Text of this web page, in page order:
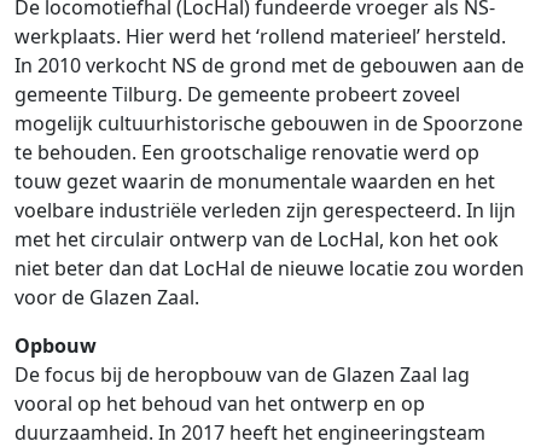
De locomotiefhal (LocHal) fundeerde vroeger als NS-
werkplaats. Hier werd het ‘rollend materieel’ hersteld.
In 2010 verkocht NS de grond met de gebouwen aan de
gemeente Tilburg. De gemeente probeert zoveel
mogelijk cultuurhistorische gebouwen in de Spoorzone
te behouden. Een grootschalige renovatie werd op
touw gezet waarin de monumentale waarden en het
voelbare industriële verleden zijn gerespecteerd. In lijn
met het circulair ontwerp van de LocHal, kon het ook
niet beter dan dat LocHal de nieuwe locatie zou worden
voor de Glazen Zaal.
Opbouw
De focus bij de heropbouw van de Glazen Zaal lag
vooral op het behoud van het ontwerp en op
duurzaamheid. In 2017 heeft het engineeringsteam